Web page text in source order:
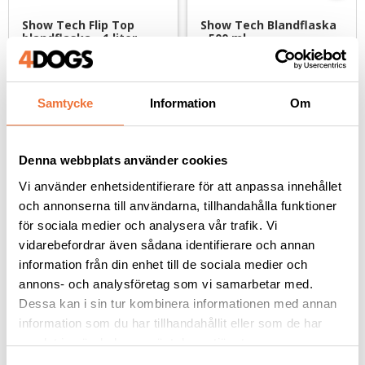
Samtycke Information Om
Denna webbplats använder cookies
Vi använder enhetsidentifierare för att anpassa innehållet
och annonserna till användarna, tillhandahålla funktioner
för sociala medier och analysera vår trafik. Vi
vidarebefordrar även sådana identifierare och annan
information från din enhet till de sociala medier och
annons- och analysföretag som vi samarbetar med.
Dessa kan i sin tur kombinera informationen med annan
information som du har tillhandahållit eller som de har
samlat in när du har använt deras tjänster.
Show Tech Flip Top
blandflaska - 1 liter
39kr
Show Tech Blandflaska
- 500 ml
För enkel och exakt spädning av schampo, balsam mm.
49kr
Andra köpte även